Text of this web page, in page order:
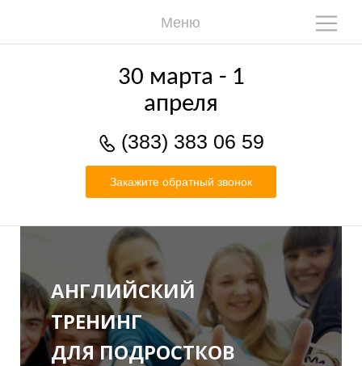
Меню
30 марта - 1
апреля
(383) 383 06 59
Закажите обратный звонок
О
Ч
АНГЛИЙСКИЙ
ТРЕНИНГ
ДЛЯ ПОДРОСТКОВ